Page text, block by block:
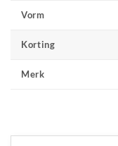
Vorm
Korting
Merk